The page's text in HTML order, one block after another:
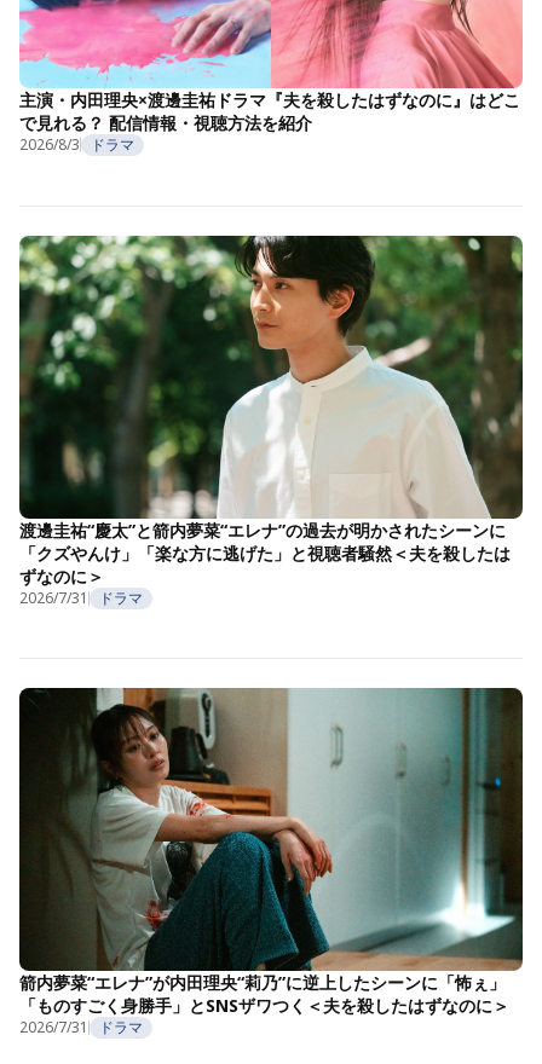
主演・内田理央×渡邊圭祐ドラマ『夫を殺したはずなのに』はどこ
で見れる？ 配信情報・視聴方法を紹介
2026/8/3 ドラマ
渡邊圭祐“慶太”と箭内夢菜“エレナ”の過去が明かされたシーンに
「クズやんけ」「楽な方に逃げた」と視聴者騒然＜夫を殺したは
ずなのに＞
2026/7/31 ドラマ
箭内夢菜“エレナ”が内田理央“莉乃”に逆上したシーンに「怖ぇ」
「ものすごく身勝手」とSNSザワつく＜夫を殺したはずなのに＞
2026/7/31 ドラマ